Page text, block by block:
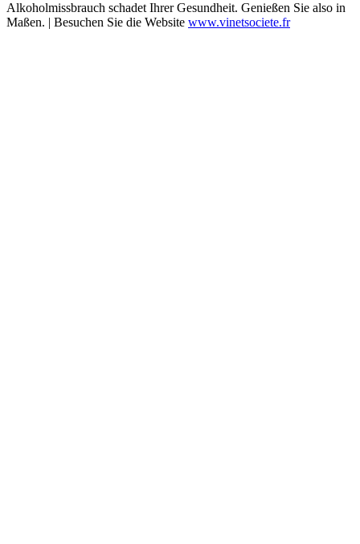
Alkoholmissbrauch schadet Ihrer Gesundheit. Genießen Sie also in
Maßen. | Besuchen Sie die Website www.vinetsociete.fr